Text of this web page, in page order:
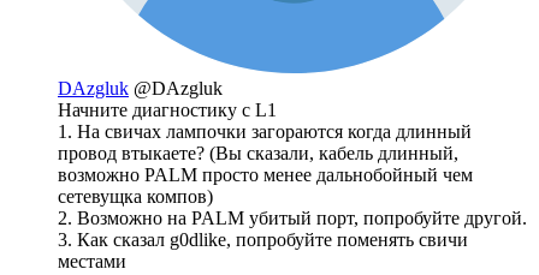
DAzgluk @DAzgluk
Начните диагностику с L1
1. На свичах лампочки загораются когда длинный
провод втыкаете? (Вы сказали, кабель длинный,
возможно PALM просто менее дальнобойный чем
сетевущка компов)
2. Возможно на PALM убитый порт, попробуйте другой.
3. Как сказал g0dlike, попробуйте поменять свичи
местами